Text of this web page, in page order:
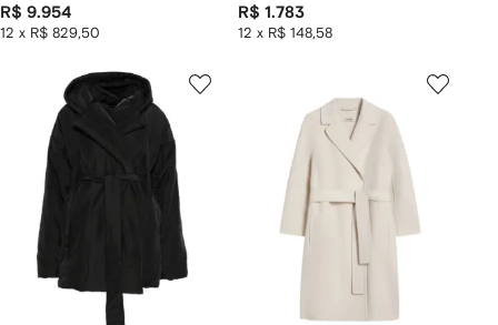
R$ 9.954
12 x R$ 829,50
R$ 1.783
12 x R$ 148,58